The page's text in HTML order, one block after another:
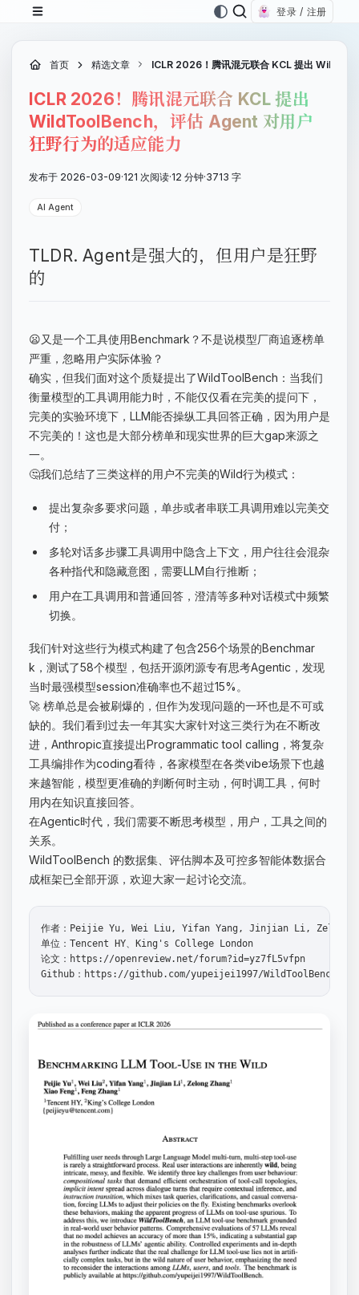
登录 / 注册
首页 精选文章 ICLR 2026！腾讯混元联合 KCL 提出
ICLR 2026！腾讯混元联合 KCL 提出
WildToolBench，评估 Agent 对用户
狂野行为的适应能力
发布于 2026-03-09·121 次阅读·12 分钟·3713 字
AI Agent
TLDR. Agent是强大的，但用户是狂野
的
😦又是一个工具使用Benchmark？不是说模型厂商追逐榜单
严重，忽略用户实际体验？
确实，但我们面对这个质疑提出了WildToolBench：当我们
衡量模型的工具调用能力时，不能仅仅看在完美的提问下，
完美的实验环境下，LLM能否操纵工具回答正确，因为用户是
不完美的！这也是大部分榜单和现实世界的巨大gap来源之
一。
🤔我们总结了三类这样的用户不完美的Wild行为模式：
提出复杂多要求问题，单步或者串联工具调用难以完美交
付；
多轮对话多步骤工具调用中隐含上下文，用户往往会混杂
各种指代和隐藏意图，需要LLM自行推断；
用户在工具调用和普通回答，澄清等多种对话模式中频繁
切换。
我们针对这些行为模式构建了包含256个场景的Benchmar
k，测试了58个模型，包括开源闭源专有思考Agentic，发现
当时最强模型session准确率也不超过15%。
🚀 榜单总是会被刷爆的，但作为发现问题的一环也是不可或
缺的。我们看到过去一年其实大家针对这三类行为在不断改
进，Anthropic直接提出Programmatic tool calling，将复杂
工具编排作为coding看待，各家模型在各类vibe场景下也越
来越智能，模型更准确的判断何时主动，何时调工具，何时
用内在知识直接回答。
在Agentic时代，我们需要不断思考模型，用户，工具之间的
关系。
WildToolBench 的数据集、评估脚本及可控多智能体数据合
成框架已全部开源，欢迎大家一起讨论交流。
作者：Peijie Yu, Wei Liu, Yifan Yang, Jinjian Li, Zelong
单位：Tencent HY、King's College London
论文：https://openreview.net/forum?id=yz7fL5vfpn